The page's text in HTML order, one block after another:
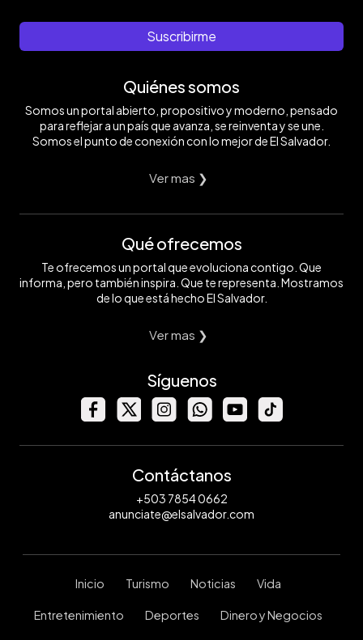
Suscribirme
Quiénes somos
Somos un portal abierto, propositivo y moderno, pensado
para reflejar a un país que avanza, se reinventa y se une.
Somos el punto de conexión con lo mejor de El Salvador.
Ver mas ❯
Qué ofrecemos
Te ofrecemos un portal que evoluciona contigo. Que
informa, pero también inspira. Que te representa. Mostramos
de lo que está hecho El Salvador.
Ver mas ❯
Síguenos
Contáctanos
+503 7854 0662
anunciate@elsalvador.com
Inicio Turismo Noticias Vida
Entretenimiento Deportes Dinero y Negocios